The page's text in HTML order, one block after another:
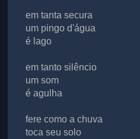
em tanta secura
um pingo d'água
é lago
em tanto silêncio
um som
é agulha
fere como a chuva
toca seu solo